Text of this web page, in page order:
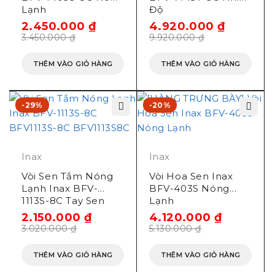
Lạnh
3.450.000₫
2.450.000₫
THÊM VÀO GIỎ HÀNG
Độ
9.920.000₫
4.920.000₫
THÊM VÀO GIỎ HÀNG
-29%
Inax
Vòi Sen Tắm Nóng
Lạnh Inax BFV-
1113S-8C Tay Sen
Tăng Áp
3.020.000₫
2.150.000₫
THÊM VÀO GIỎ HÀNG
-20%
Inax
Vòi Hoa Sen Inax
BFV-403S Nóng
Lạnh
5.130.000₫
4.120.000₫
THÊM VÀO GIỎ HÀNG